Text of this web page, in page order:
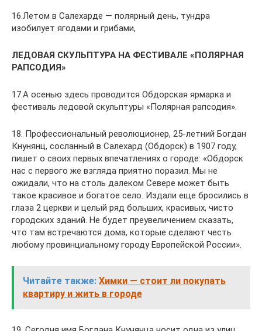
16.Летом в Салехарде — полярный день, тундра
изобилует ягодами и грибами,
ЛЕДОВАЯ СКУЛЬПТУРА НА ФЕСТИВАЛЕ «ПОЛЯРНАЯ
РАПСОДИЯ»
17.А осенью здесь проводится Обдорская ярмарка и
фестиваль ледовой скульптуры «Полярная рапсодия».
18. Профессиональный революционер, 25-летний Богдан
Кнунянц, сосланный в Салехард (Обдорск) в 1907 году,
пишет о своих первых впечатлениях о городе: «Обдорск
нас с первого же взгляда приятно поразил. Мы не
ожидали, что на столь далеком Севере может быть
такое красивое и богатое село. Издали еще бросились в
глаза 2 церкви и целый ряд больших, красивых, чисто
городских зданий. Не будет преувеличением сказать,
что там встречаются дома, которые сделают честь
любому провинциальному городу Европейской России».
Читайте также: Химки — стоит ли покупать
квартиру и жить в городе